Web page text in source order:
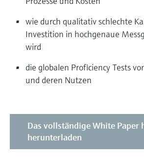
wie durch qualitativ schlechte
Investition in hochgenaue
wird
die globalen Proficiency Tests
und deren Nutzen
Das vollständige White Paper
herunterladen